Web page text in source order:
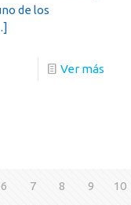
de los
Ver más
6 7 8 9 10